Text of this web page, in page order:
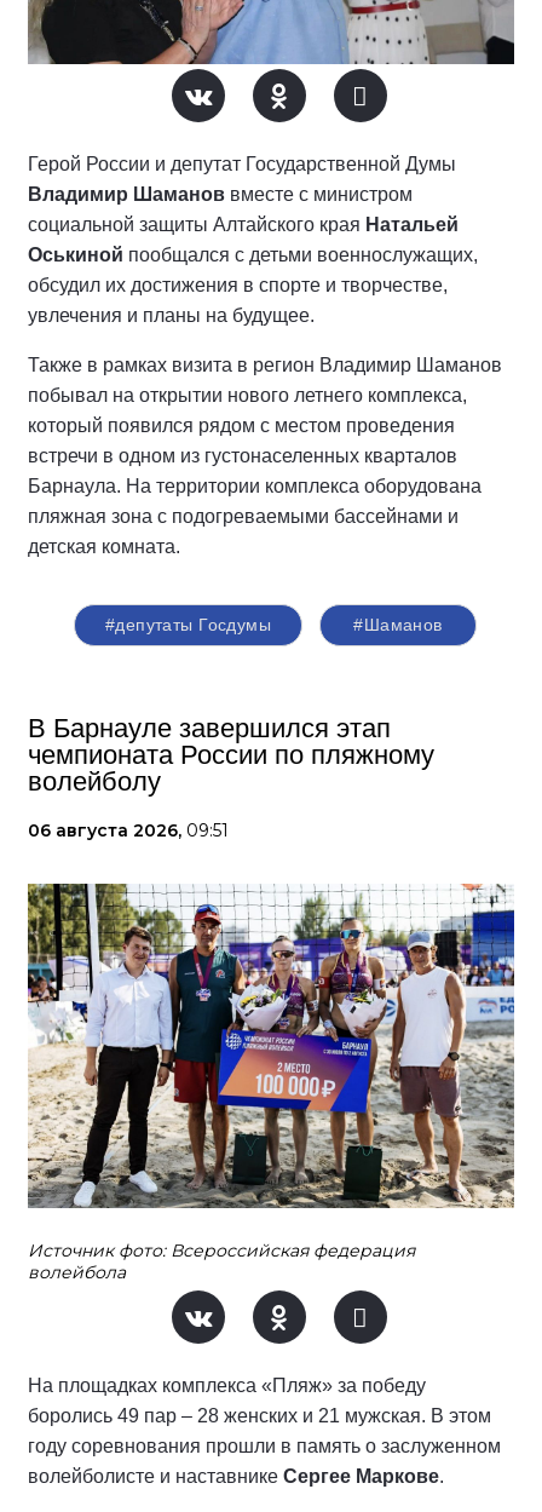
Герой России и депутат Государственной Думы
Владимир Шаманов вместе с министром
социальной защиты Алтайского края Натальей
Оськиной пообщался с детьми военнослужащих,
обсудил их достижения в спорте и творчестве,
увлечения и планы на будущее.
Также в рамках визита в регион Владимир Шаманов
побывал на открытии нового летнего комплекса,
который появился рядом с местом проведения
встречи в одном из густонаселенных кварталов
Барнаула. На территории комплекса оборудована
пляжная зона с подогреваемыми бассейнами и
детская комната.
#депутаты Госдумы #Шаманов
В Барнауле завершился этап
чемпионата России по пляжному
волейболу
06 августа 2026, 09:51
Источник фото: Всероссийская федерация
волейбола
На площадках комплекса «Пляж» за победу
боролись 49 пар – 28 женских и 21 мужская. В этом
году соревнования прошли в память о заслуженном
волейболисте и наставнике Сергее Маркове.